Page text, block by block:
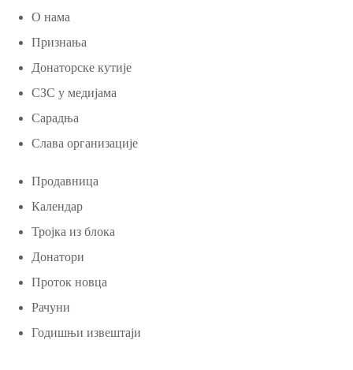
О нама
Признања
Донаторске кутије
СЗС у медијама
Сарадња
Слава организације
Продавница
Календар
Тројка из блока
Донатори
Проток новца
Рачуни
Годишњи извештаји